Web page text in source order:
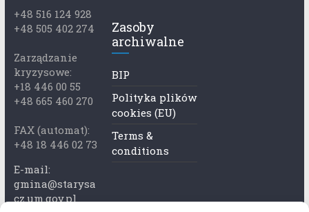
+48 516 124 928
+48 505 402 274
Zarządzanie
kryzysowe:
+18 446 00 55
+48 665 460 270
FAX (automat):
+48 18 446 02 73
E-mail:
gmina@starysa
cz.um.gov.pl
Zasoby
archiwalne
BIP
Polityka plików
cookies (EU)
Terms &
conditions